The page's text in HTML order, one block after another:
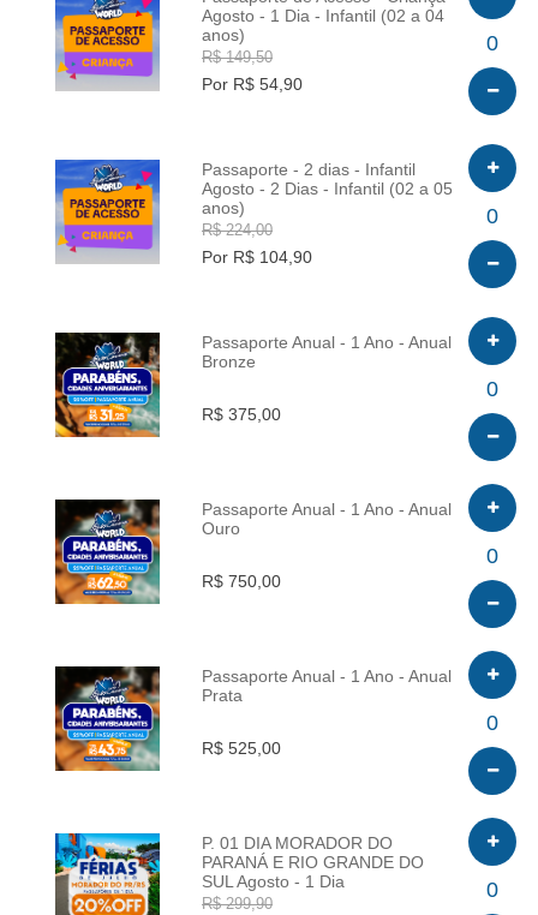
INFO
Agosto - 1 Dia - Infantil (02 a 04
anos)
R$ 149,50
Por R$ 54,90
0
INFO
Passaporte - 2 dias - Infantil
Agosto - 2 Dias - Infantil (02 a 05
anos)
R$ 224,00
Por R$ 104,90
0
INFO
Passaporte Anual - 1 Ano - Anual
Bronze
R$ 375,00
0
INFO
Passaporte Anual - 1 Ano - Anual
Ouro
R$ 750,00
0
INFO
Passaporte Anual - 1 Ano - Anual
Prata
R$ 525,00
0
INFO
P. 01 DIA MORADOR DO
PARANÁ E RIO GRANDE DO
SUL Agosto - 1 Dia
R$ 299,90
0